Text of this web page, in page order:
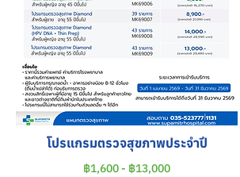
โปรแกรมตรวจสุขภาพประจำปี
฿1,600 - ฿13,000